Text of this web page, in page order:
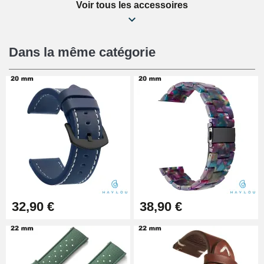
Kit Réparation Montre Débutant
16,90 €
Pied à Coulisse Numérique
9,90 €
Kit Horlogerie Débutant
26,90 €
Boîte Pompe Bracelet Montre -
Diamètre 1,50 mm - 8 à 25 mm
Boîte Pompe pour Bracelet
Voir tous les accessoires
Dans la même catégorie
32,90 € 38,90 €